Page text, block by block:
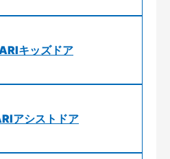
キッズドア
アシストドア